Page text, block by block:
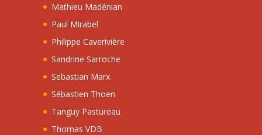
Mathieu Madénian
Paul Mirabel
Philippe Caverivière
Sandrine Sarroche
Sebastian Marx
Sébastien Thoen
Tanguy Pastureau
Thomas VDB